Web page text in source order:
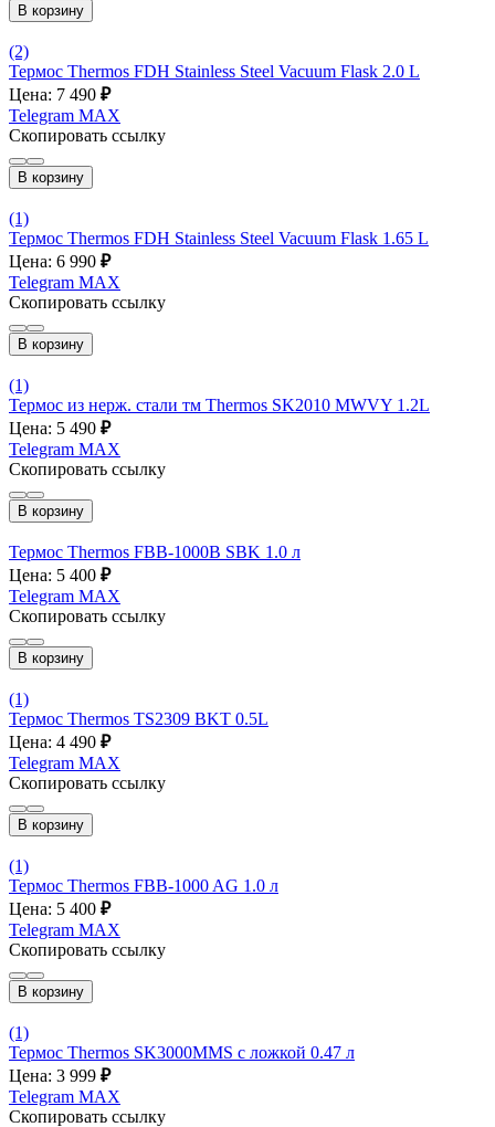
В корзину
(2)
Термос Thermos FDH Stainless Steel Vacuum Flask 2.0 L
Цена: 7 490 ₽
Telegram MAX
Скопировать ссылку
В корзину
(1)
Термос Thermos FDH Stainless Steel Vacuum Flask 1.65 L
Цена: 6 990 ₽
Telegram MAX
Скопировать ссылку
В корзину
(1)
Термос из нерж. стали тм Thermos SK2010 MWVY 1.2L
Цена: 5 490 ₽
Telegram MAX
Скопировать ссылку
В корзину
Термос Thermos FBB-1000B SBK 1.0 л
Цена: 5 400 ₽
Telegram MAX
Скопировать ссылку
В корзину
(1)
Термос Thermos TS2309 BKT 0.5L
Цена: 4 490 ₽
Telegram MAX
Скопировать ссылку
В корзину
(1)
Термос Thermos FBB-1000 AG 1.0 л
Цена: 5 400 ₽
Telegram MAX
Скопировать ссылку
В корзину
(1)
Термос Thermos SK3000MMS с ложкой 0.47 л
Цена: 3 999 ₽
Telegram MAX
Скопировать ссылку